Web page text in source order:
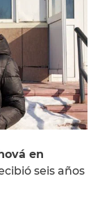
en
seis años